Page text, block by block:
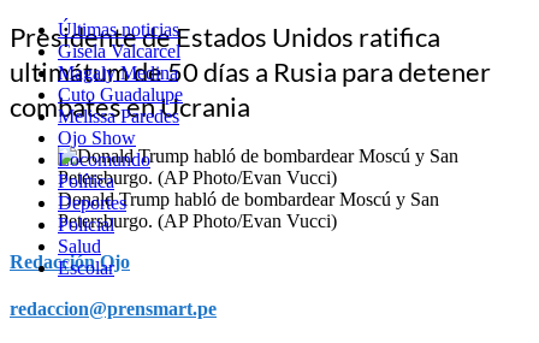
Últimas noticias
Gisela Valcarcel
Magaly Medina
Cuto Guadalupe
Melissa Paredes
Ojo Show
Locomundo
Política
Deportes
Policial
Salud
Escolar
Presidente de Estados Unidos ratifica
ultimátum de 50 días a Rusia para detener
combates en Ucrania
Donald Trump habló de bombardear Moscú y San
Petersburgo. (AP Photo/Evan Vucci)
Redacción Ojo
redaccion@prensmart.pe